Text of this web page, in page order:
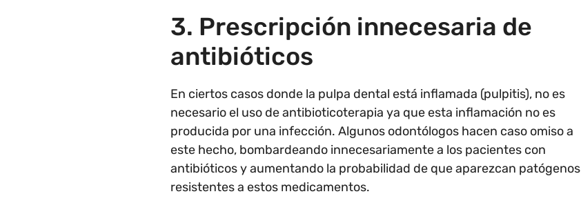
3. Prescripción innecesaria de
antibióticos
En ciertos casos donde la pulpa dental está inflamada (pulpitis), no es
necesario el uso de antibioticoterapia ya que esta inflamación no es
producida por una infección. Algunos odontólogos hacen caso omiso a
este hecho, bombardeando innecesariamente a los pacientes con
antibióticos y aumentando la probabilidad de que aparezcan patógenos
resistentes a estos medicamentos.